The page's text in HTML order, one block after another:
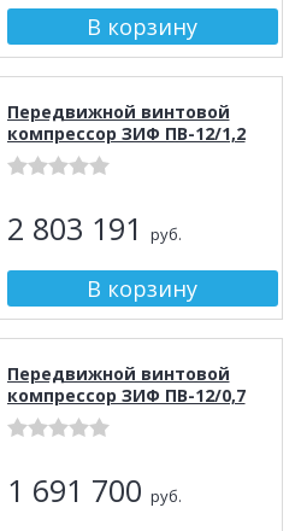
Передвижной винтовой
компрессор ЗИФ ПВ-12/1,2
2 803 191 руб.
Передвижной винтовой
компрессор ЗИФ ПВ-12/0,7
1 691 700 руб.